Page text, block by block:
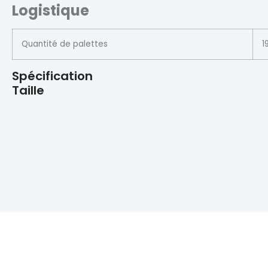
Logistique
Quantité de palettes
Spécification
Taille